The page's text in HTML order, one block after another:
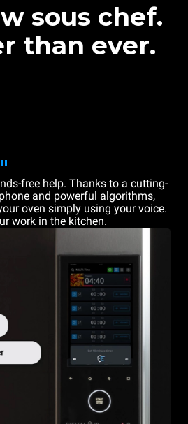
sous chef.
than ever.
free help. Thanks to a cutting-
and powerful algorithms,
oven simply using your voice.
work in the kitchen.